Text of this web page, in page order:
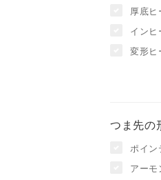
厚底ヒ
インヒ
変形ヒ
つま先の
ポイン
アーモ